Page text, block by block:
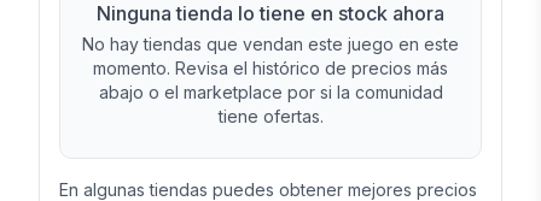
competirán para construir el parque de
dinosaurios más emocionante cada
temporada, y luego trabajarán para atraer (¡y
mantener vivos!) A la mayoría de los visitantes
cada temporada que el parque abre.
Ninguna tienda lo tiene en stock ahora
No hay tiendas que vendan este juego en este
momento. Revisa el histórico de precios más
abajo o el marketplace por si la comunidad
tiene ofertas.
En algunas tiendas puedes obtener mejores precios